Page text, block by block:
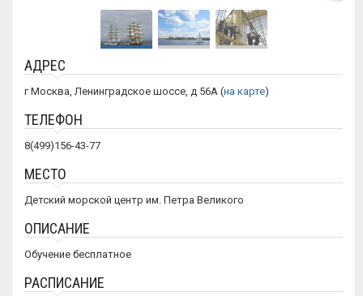
АДРЕС
г Москва, Ленинградское шоссе, д 56А (на карте)
ТЕЛЕФОН
8(499)156-43-77
МЕСТО
Детский морской центр им. Петра Великого
ОПИСАНИЕ
Обучение бесплатное
РАСПИСАНИЕ